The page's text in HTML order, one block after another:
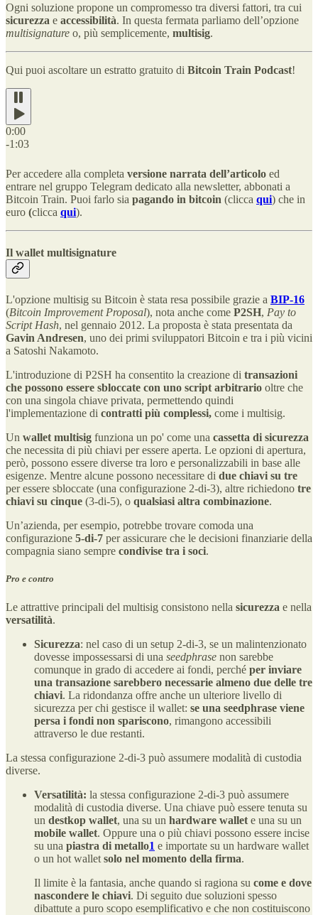
Ogni soluzione propone un compromesso tra diversi fattori, tra cui
sicurezza e accessibilità. In questa fermata parliamo dell’opzione
multisignature o, più semplicemente, multisig.
Qui puoi ascoltare un estratto gratuito di Bitcoin Train Podcast!
0:00
-1:03
Per accedere alla completa versione narrata dell’articolo ed
entrare nel gruppo Telegram dedicato alla newsletter, abbonati a
Bitcoin Train. Puoi farlo sia pagando in bitcoin (clicca qui) che in
euro (clicca qui).
Il wallet multisignature
L'opzione multisig su Bitcoin è stata resa possibile grazie a BIP-16
(Bitcoin Improvement Proposal), nota anche come P2SH, Pay to
Script Hash, nel gennaio 2012. La proposta è stata presentata da
Gavin Andresen, uno dei primi sviluppatori Bitcoin e tra i più vicini
a Satoshi Nakamoto.
L'introduzione di P2SH ha consentito la creazione di transazioni
che possono essere sbloccate con uno script arbitrario oltre che
con una singola chiave privata, permettendo quindi
l'implementazione di contratti più complessi, come i multisig.
Un wallet multisig funziona un po' come una cassetta di sicurezza
che necessita di più chiavi per essere aperta. Le opzioni di apertura,
però, possono essere diverse tra loro e personalizzabili in base alle
esigenze. Mentre alcune possono necessitare di due chiavi su tre
per essere sbloccate (una configurazione 2-di-3), altre richiedono tre
chiavi su cinque (3-di-5), o qualsiasi altra combinazione.
Un’azienda, per esempio, potrebbe trovare comoda una
configurazione 5-di-7 per assicurare che le decisioni finanziarie della
compagnia siano sempre condivise tra i soci.
Pro e contro
Le attrattive principali del multisig consistono nella sicurezza e nella
versatilità.
Sicurezza: nel caso di un setup 2-di-3, se un malintenzionato
dovesse impossessarsi di una seedphrase non sarebbe
comunque in grado di accedere ai fondi, perché per inviare
una transazione sarebbero necessarie almeno due delle tre
chiavi. La ridondanza offre anche un ulteriore livello di
sicurezza per chi gestisce il wallet: se una seedphrase viene
persa i fondi non spariscono, rimangono accessibili
attraverso le due restanti.
La stessa configurazione 2-di-3 può assumere modalità di custodia
diverse.
Versatilità: la stessa configurazione 2-di-3 può assumere
modalità di custodia diverse. Una chiave può essere tenuta su
un destkop wallet, una su un hardware wallet e una su un
mobile wallet. Oppure una o più chiavi possono essere incise
su una piastra di metallo1 e importate su un hardware wallet
o un hot wallet solo nel momento della firma.
Il limite è la fantasia, anche quando si ragiona su come e dove
nascondere le chiavi. Di seguito due soluzioni spesso
dibattute a puro scopo esemplificativo e che non costituiscono